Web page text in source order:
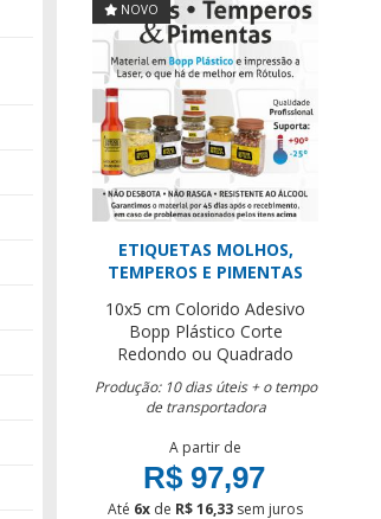
NOVO
ETIQUETAS MOLHOS,
TEMPEROS E PIMENTAS
10x5 cm Colorido Adesivo
Bopp Plástico Corte
Redondo ou Quadrado
Produção: 10 dias úteis + o tempo
de transportadora
A partir de
R$ 97,97
Até 6x de R$ 16,33 sem juros